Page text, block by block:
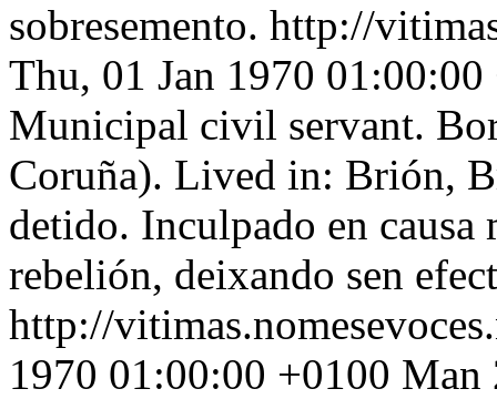
sobresemento. http://
Thu, 01 Jan 1970 01:00:00
Municipal civil servant.
Coruña). Lived in: Brión,
detido. Inculpado en
rebelión, deixando sen
http://
1970 01:00:00 +0100 Man